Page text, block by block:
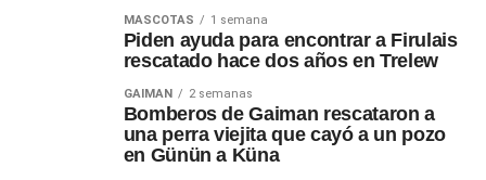
MASCOTAS 1 semana
Piden ayuda para encontrar a Firulais
rescatado hace dos años en Trelew
GAIMAN 2 semanas
Bomberos de Gaiman rescataron a
una perra viejita que cayó a un pozo
en Günün a Küna